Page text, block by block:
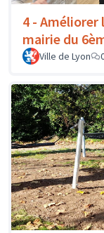
4 -
mairie du
Ville de Lyon